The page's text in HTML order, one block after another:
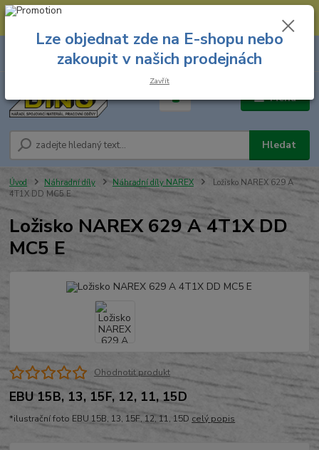
--- Spojovací materiál: 774 431 045 --- Prodejna nářadí: 731 449 423 --
Menu
Hledat
8.00 hod. - 16.00 hod.
za
Úvod Náhradní díly Náhradní díly NAREX
Ložisko NAREX 629 A
4T1X DD MC5 E
Ložisko NAREX 629 A 4T1X DD
MC5 E
Ohodnotit produkt
EBU 15B, 13, 15F, 12, 11, 15D
*ilustrační foto EBU 15B, 13, 15F, 12, 11, 15D celý popis
Lze objednat zde na E-shopu nebo
zakoupit v našich prodejnách
Zavřít